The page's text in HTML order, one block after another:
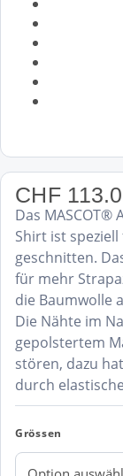
CHF
CHF
bis
CHF
Das MASCOT®
Shirt ist
geschnitten.
für mehr
die Baumwolle
Die Nähte im
gepolstertem
stören, dazu
durch
Grössen